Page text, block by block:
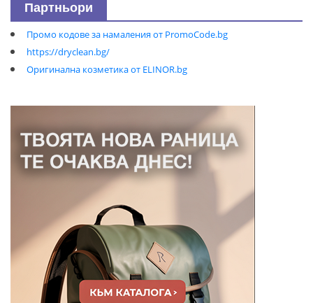
Партньори
Промо кодове за намаления от PromoCode.bg
https://dryclean.bg/
Оригинална козметика от ELINOR.bg